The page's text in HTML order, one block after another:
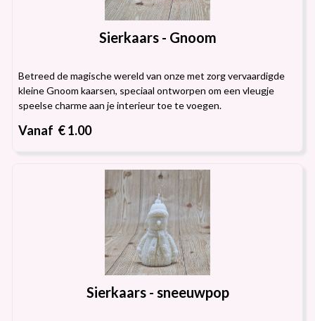
Sierkaars - Gnoom
Betreed de magische wereld van onze met zorg vervaardigde
kleine Gnoom kaarsen, speciaal ontworpen om een vleugje
speelse charme aan je interieur toe te voegen.
Vanaf € 1.00
Sierkaars - sneeuwpop